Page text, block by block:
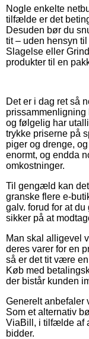
Nogle enkelte
tilfælde er det
Desuden bør du
tit – uden hensyn
Slagelse eller
produkter til en
Det er i dag ret så
prissammenligning
og følgelig har
trykke priserne på
piger og drenge,
enormt, og endda
omkostninger.
Til gengæld kan
granske flere e-
galv. forud for at
sikker på at
Man skal alligevel
deres varer for en
så er det tit være
Køb med
der bistår kunden
Generelt anbefaler
Som et alternativ
ViaBill, i tilfælde af
bidder.